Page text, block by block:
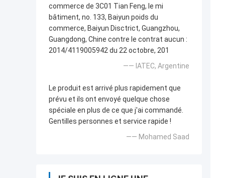
commerce de 3C01 Tian Feng, le mi
bâtiment, no. 133, Baiyun poids du
commerce, Baiyun Disctrict, Guangzhou,
Guangdong, Chine contre le contrat aucun :
2014/4119005942 du 22 octobre, 201
—— IATEC, Argentine
Le produit est arrivé plus rapidement que
prévu et ils ont envoyé quelque chose
spéciale en plus de ce que j'ai commandé.
Gentilles personnes et service rapide !
—— Mohamed Saad